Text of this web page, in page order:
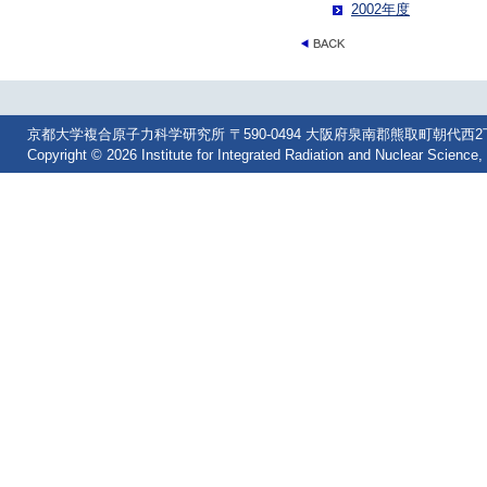
2002年度
京都大学複合原子力科学研究所 〒590-0494 大阪府泉南郡熊取町朝代西
Copyright © 2026 Institute for Integrated Radiation and Nuclear